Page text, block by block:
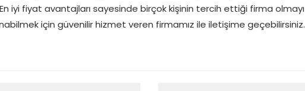
iyi fiyat avantajları sayesinde birçok kişinin tercih ettiği firma olmayı
için güvenilir hizmet veren firmamız ile iletişime geçebilirsiniz.